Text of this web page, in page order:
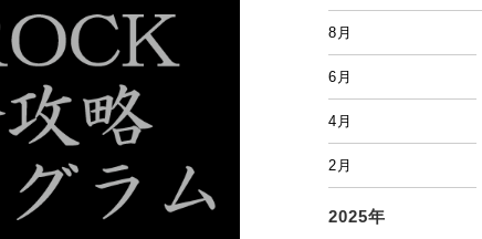
8月
6月
4月
2月
2025年